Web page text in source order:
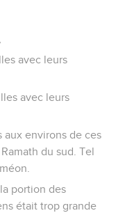
avec leurs
avec leurs
aux environs de ces
du sud. Tel
portion des
était trop grande